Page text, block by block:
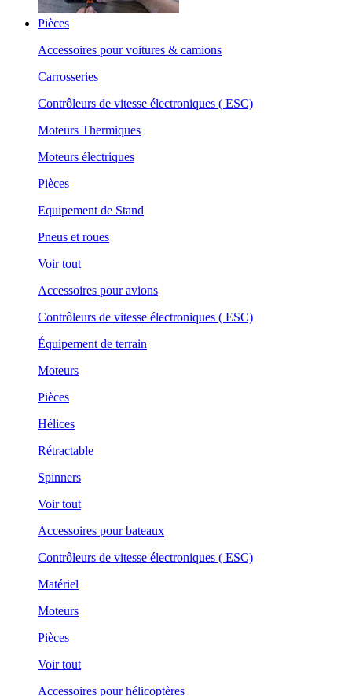
Pièces
Accessoires pour voitures & camions
Carrosseries
Contrôleurs de vitesse électroniques ( ESC)
Moteurs Thermiques
Moteurs électriques
Pièces
Equipement de Stand
Pneus et roues
Voir tout
Accessoires pour avions
Contrôleurs de vitesse électroniques ( ESC)
Équipement de terrain
Moteurs
Pièces
Hélices
Rétractable
Spinners
Voir tout
Accessoires pour bateaux
Contrôleurs de vitesse électroniques ( ESC)
Matériel
Moteurs
Pièces
Voir tout
Accessoires pour hélicoptères